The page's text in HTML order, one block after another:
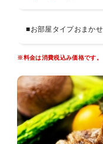
ーヒーです。ごゆっくり
す。
場合がございます。
※レストランにおいての
メニュー表記にアレルゲ
ご判断でお食事をお取り
一の厨房環境内で共通の
アレルゲンが混入する可
■お部屋タイプおまか
※料金は消費税込み価格です。